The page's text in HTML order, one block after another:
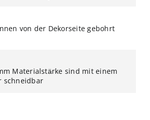
von der Dekorseite gebohrt
Materialstärke sind mit einem
schneidbar